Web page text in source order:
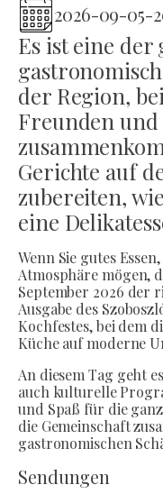
2026-09-05-
Es ist eine der
der Region,
Freunden und
Gerichte auf
zubereiten,
eine
Wenn Sie gutes
Atmosphäre mögen,
September 2026 der
Ausgabe des
Kochfestes, bei dem
Küche auf moderne
An diesem Tag geht
auch kulturelle
und Spaß für die
die Gemeinschaft
gastronomischen
Sendungen